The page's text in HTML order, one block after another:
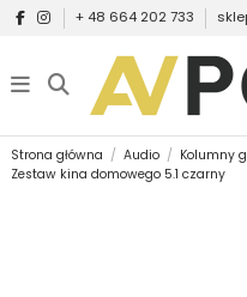
+ 48 664 202 733
Strona główna Audio Kolumny
Zestaw kina domowego 5.1 czarny